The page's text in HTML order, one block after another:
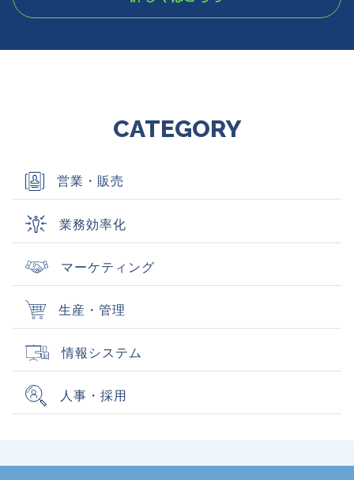
CATEGORY
営業・販売
業務効率化
マーケティング
生産・管理
情報システム
人事・採用